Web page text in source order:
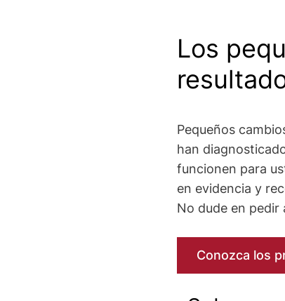
Los
Pequeños
han
funcionen para
en evidencia y
No dude en pedir
Conozca los